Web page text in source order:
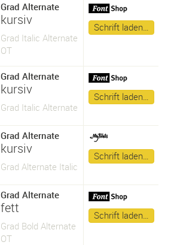
Grad Alternate
kursiv
Grad Italic Alternate
OT
Schrift laden…
Grad Alternate
kursiv
Grad Italic Alternate
Schrift laden…
Grad Alternate
kursiv
Grad Alternate Italic
Schrift laden…
Grad Alternate
fett
Grad Bold Alternate
OT
Schrift laden…